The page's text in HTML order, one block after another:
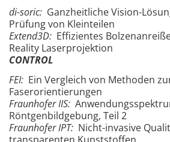
di-soric: Ganzheitliche Vision-
Prüfung von Kleinteilen
Extend3D: Effizientes
Reality Laserprojektion
CONTROL
FEI: Ein Vergleich von Methoden
Faserorientierungen
Fraunhofer IIS:
Röntgenbildgebung, Teil 2
Fraunhofer IPT: Nicht-invasive